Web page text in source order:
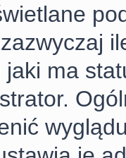
jaki ma